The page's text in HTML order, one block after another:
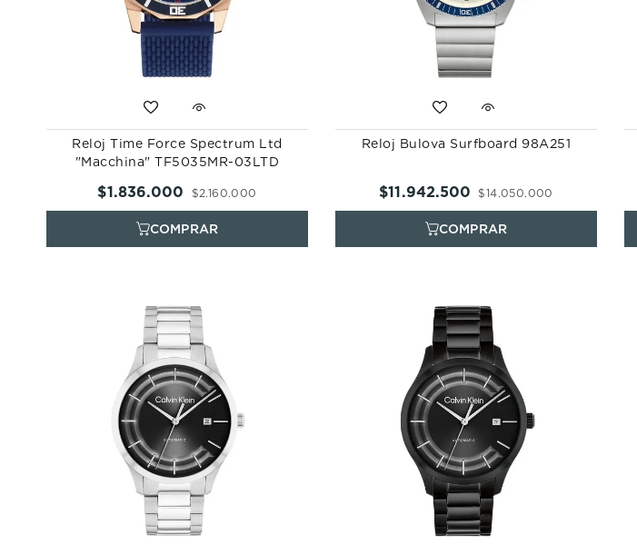
Reloj Time Force Spectrum Ltd
"Macchina" TF5035MR-03LTD
$2.160.000
$1 .836.000
Reloj Bulova Surfboard 98A251
$14.050.000
$11 .942.500